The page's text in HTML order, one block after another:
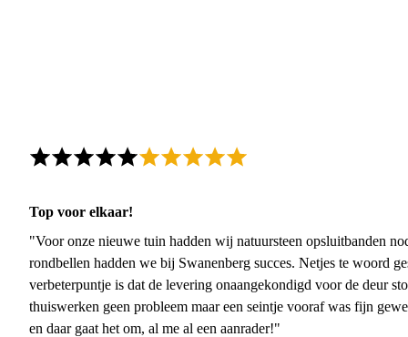
Top voor elkaar!
"Voor onze nieuwe tuin hadden wij natuursteen opsluitbanden
rondbellen hadden we bij Swanenberg succes. Netjes te woord
verbeterpuntje is dat de levering onaangekondigd voor de deur
thuiswerken geen probleem maar een seintje vooraf was fijn
en daar gaat het om, al me al een aanrader!"